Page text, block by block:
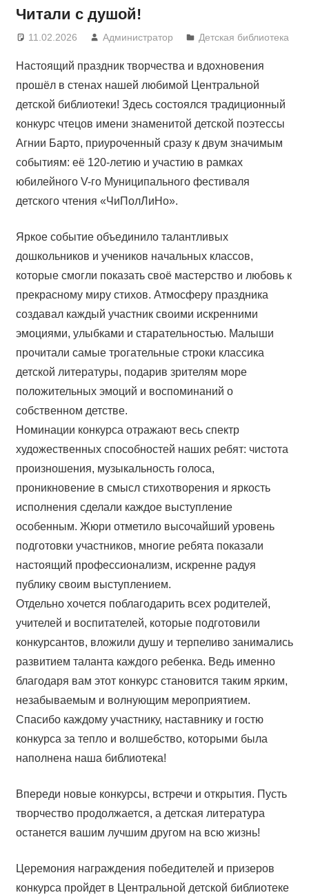
Читали с душой!
11.02.2026 Администратор Детская библиотека
Настоящий праздник творчества и вдохновения
прошёл в стенах нашей любимой Центральной
детской библиотеки! Здесь состоялся традиционный
конкурс чтецов имени знаменитой детской поэтессы
Агнии Барто, приуроченный сразу к двум значимым
событиям: её 120-летию и участию в рамках
юбилейного V-го Муниципального фестиваля
детского чтения «ЧиПолЛиНо».
Яркое событие объединило талантливых
дошкольников и учеников начальных классов,
которые смогли показать своё мастерство и любовь к
прекрасному миру стихов. Атмосферу праздника
создавал каждый участник своими искренними
эмоциями, улыбками и старательностью. Малыши
прочитали самые трогательные строки классика
детской литературы, подарив зрителям море
положительных эмоций и воспоминаний о
собственном детстве.
Номинации конкурса отражают весь спектр
художественных способностей наших ребят: чистота
произношения, музыкальность голоса,
проникновение в смысл стихотворения и яркость
исполнения сделали каждое выступление
особенным. Жюри отметило высочайший уровень
подготовки участников, многие ребята показали
настоящий профессионализм, искренне радуя
публику своим выступлением.
Отдельно хочется поблагодарить всех родителей,
учителей и воспитателей, которые подготовили
конкурсантов, вложили душу и терпеливо занимались
развитием таланта каждого ребенка. Ведь именно
благодаря вам этот конкурс становится таким ярким,
незабываемым и волнующим мероприятием.
Спасибо каждому участнику, наставнику и гостю
конкурса за тепло и волшебство, которыми была
наполнена наша библиотека!
Впереди новые конкурсы, встречи и открытия. Пусть
творчество продолжается, а детская литература
останется вашим лучшим другом на всю жизнь!
Церемония награждения победителей и призеров
конкурса пройдет в Центральной детской библиотеке